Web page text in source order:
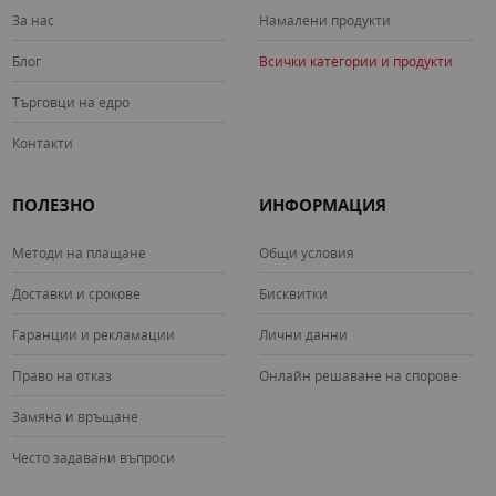
Защо да изберемMeryStyleпри
избор на хавлии за баня?
MeryStyleпредлага разнообразие от материи, отговарящи
Нашият широк спектър от цветове и дизайни позволява
детайлите и ангажимент към качеството,
предпочитан избор за тези, които търсят луксозни и
безупречни хавлии за баня!
За нас
Блог
Търговци на едро
Контакти
Намалени продукти
Всички категории и продукти
ПОЛЕЗНО
Методи на плащане
Доставки и срокове
Гаранции и рекламации
Право на отказ
Замяна и връщане
Често задавани въпроси
ИНФОРМАЦИЯ
Общи условия
Бисквитки
Лични данни
Онлайн решаване на спорове